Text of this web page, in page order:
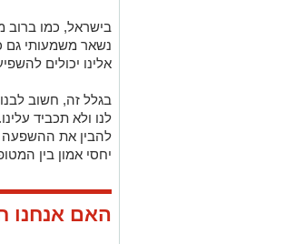
בישראל, כמו ברוב
נשאר משמעותי גם
אלינו יכולים
בגלל זה, חשוב
לנו ולא תכביד
להבין את ההשפעה
יחסי אמון בין
האם אנחנו